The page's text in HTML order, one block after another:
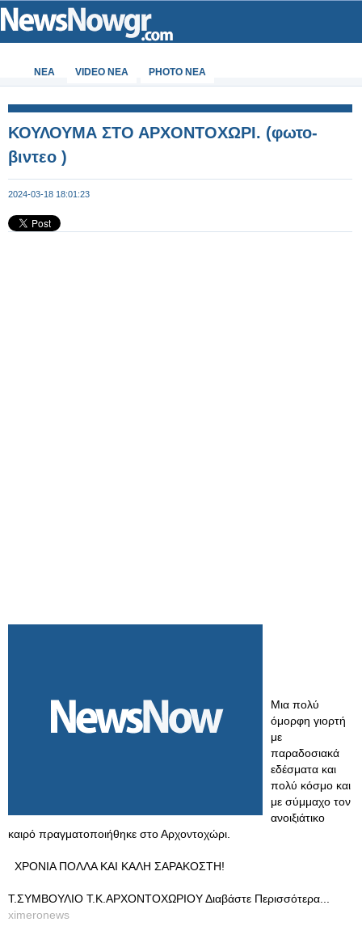
ΝΕΑ VIDEO NEA PHOTO NEA
ΚΟΥΛΟΥΜΑ ΣΤΟ ΑΡΧΟΝΤΟΧΩΡΙ. (φωτο-
βιντεο )
2024-03-18 18:01:23
Μια πολύ
όμορφη γιορτή
με
παραδοσιακά
εδέσματα και
πολύ κόσμο και
με σύμμαχο τον
ανοιξιάτικο
καιρό πραγματοποιήθηκε στο Αρχοντοχώρι.
ΧΡΟΝΙΑ ΠΟΛΛΑ ΚΑΙ ΚΑΛΗ ΣΑΡΑΚΟΣΤΗ!
Τ.ΣΥΜΒΟΥΛΙΟ Τ.Κ.ΑΡΧΟΝΤΟΧΩΡΙΟΥ Διαβάστε Περισσότερα...
ximeronews